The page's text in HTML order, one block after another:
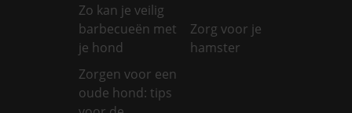
Zo kan je veilig
barbecueën met
je hond
Zorg voor je
hamster
Zorgen voor een
oude hond: tips